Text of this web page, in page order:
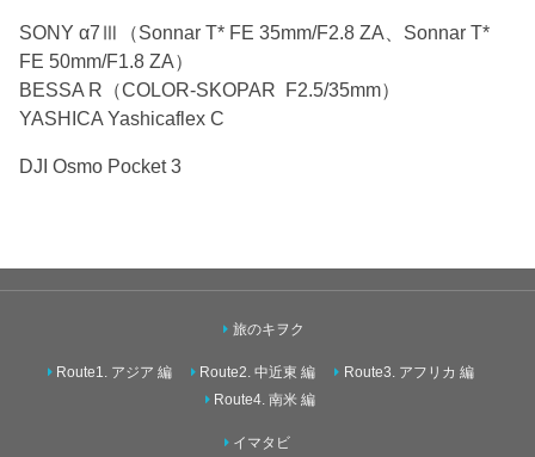
SONY α7Ⅲ（Sonnar T* FE 35mm/F2.8 ZA、Sonnar T*
FE 50mm/F1.8 ZA）
BESSA R（COLOR-SKOPAR F2.5/35mm）
YASHICA Yashicaflex C
DJI Osmo Pocket 3
旅のキヲク
Route1. アジア 編 Route2. 中近東 編
Route3. アフリカ 編
Route4. 南米 編
イマタビ